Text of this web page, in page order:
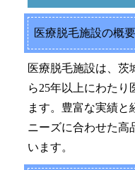
医療脱毛施設の概要
医療脱毛施設は、茨
ら25年以上にわたり
ます。豊富な実績と
ニーズに合わせた高
います。